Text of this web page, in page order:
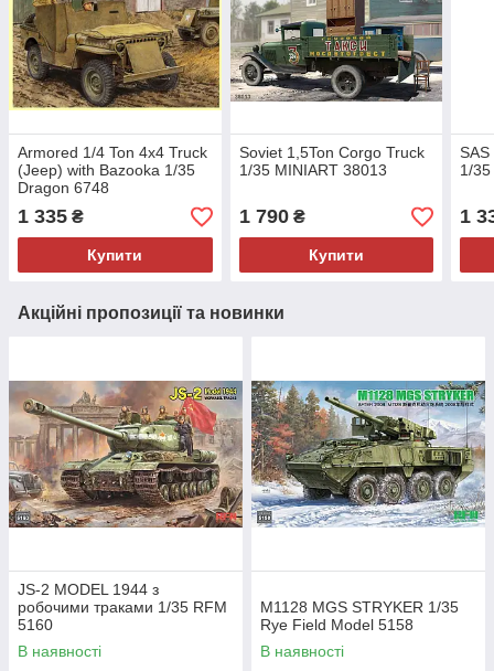
Armored 1/4 Ton 4x4 Truck
(Jeep) with Bazooka 1/35
Dragon 6748
1 335 ₴
Купити
Soviet 1,5Ton Corgo Truck
1/35 MINIART 38013
1 790₴
Купити
1/
1
Акційні пропозиції та новинки
JS-2 MODEL 1944 з
робочими траками 1/35 RFM
5160
В наявності
M1128 MGS STRYKER 1/35
Rye Field Model 5158
В наявності